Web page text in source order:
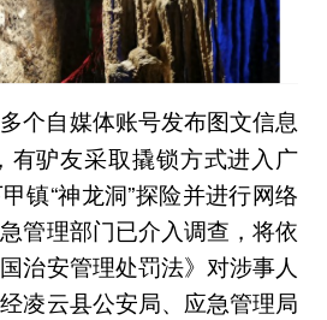
个自媒体账号发布图文信息
有驴友采取撬锁方式进入广
镇“神龙洞”探险并进行网络
管理部门已介入调查，将依
治安管理处罚法》对涉事人
凌云县公安局、应急管理局